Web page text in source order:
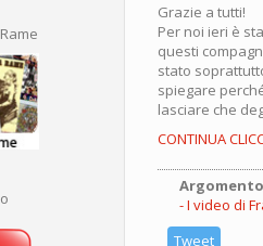
Grazie a tutti!
Per noi ieri è
questi
stato
spiegare
lasciare che
CONTINUA
I video di
Tweet